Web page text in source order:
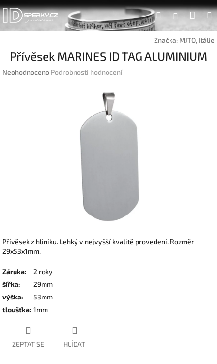
Přejít
na
obsah
Hledat
Značka: MJTO, Itálie
Přívěsek MARINES ID TAG ALUMINIUM
Průměrné
Neohodnoceno Podrobnosti hodnocení
Přívěsek z hliníku. Lehký v nejvyšší kvalitě provedení. Rozměr
29x53x1mm.
Záruka:
2 roky
šířka:
29mm
výška:
53mm
tloušťka: 1mm
ZEPTAT SE HLÍDAT